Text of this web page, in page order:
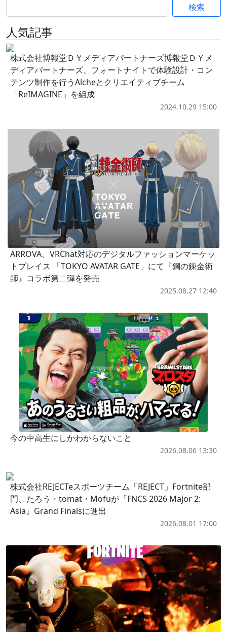
検索
人気記事
株式会社博報堂ＤＹメディアパートナーズ博報堂ＤＹメ
ディアパートナーズ、フォートナイトで体験設計・コン
テンツ制作を行うAlcheとクリエイティブチーム
「ReIMAGINE」を組成
2024.10.29 15:00
ARROVA、VRChat対応のデジタルファッションマーケッ
トプレイス 「TOKYO AVATAR GATE」にて『鋼の錬金術
師』コラボ第二弾を発売
2025.08.27 12:40
今の中高生にしかわからないこと
2026.08.06 13:30
株式会社REJECTeスポーツチーム「REJECT」Fortnite部
門、たろう・tomat・Mofuが『FNCS 2026 Major 2:
Asia』Grand Finalsに進出
2026.08.01 17:00